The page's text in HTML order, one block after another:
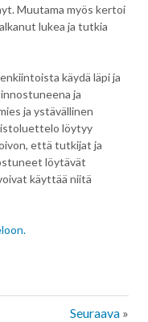
Muutama myös kertoi
lukea ja tutkia
käydä läpi ja
ja
ja ystävällinen
löytyy
että tutkijat ja
löytävät
käyttää niitä
Seuraava »